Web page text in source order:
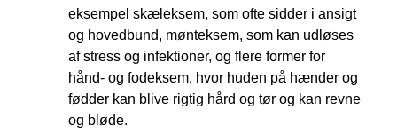
eksempel skæleksem, som ofte sidder i ansigt
og hovedbund, mønteksem, som kan udløses
af stress og infektioner, og flere former for
hånd- og fodeksem, hvor huden på hænder og
fødder kan blive rigtig hård og tør og kan revne
og bløde.